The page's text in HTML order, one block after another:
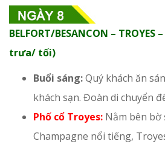
BELFORT/BESANCON – TROYES
trưa/ tối)
Buổi sáng:Quý khách ăn
khách sạn. Đoàn di chuyển
Phố cổ Troyes: Nằm bên bờ
Champagne nổi tiếng,